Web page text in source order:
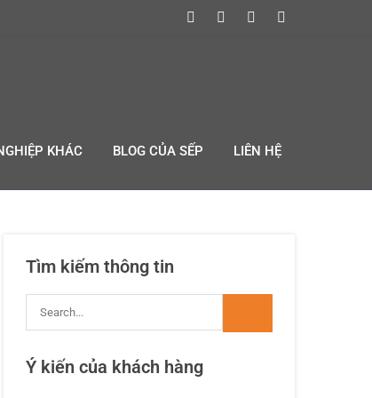
KHÁC BLOG CỦA SẾP LIÊN HỆ
Tìm kiếm thông tin
Ý kiến của khách hàng